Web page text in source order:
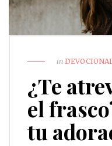
in
¿Te
el
tu